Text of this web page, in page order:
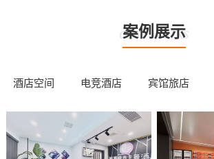
案例展示
case works
酒店空间 电竞酒店 宾馆旅店